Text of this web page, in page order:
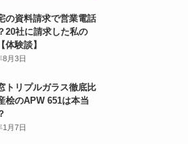
の資料請求で営業電話
20社に請求した私の
体験談】
8月3日
トリプルガラス徹底比
桧のAPW 651は本当
1月7日